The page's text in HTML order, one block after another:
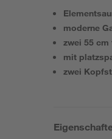
moderne
zwei 55 cm
mit
zwei